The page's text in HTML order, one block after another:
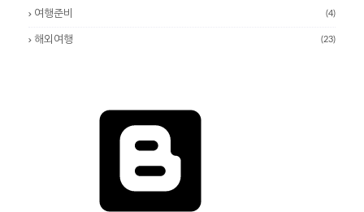
여행준비 (4)
해외여행 (23)